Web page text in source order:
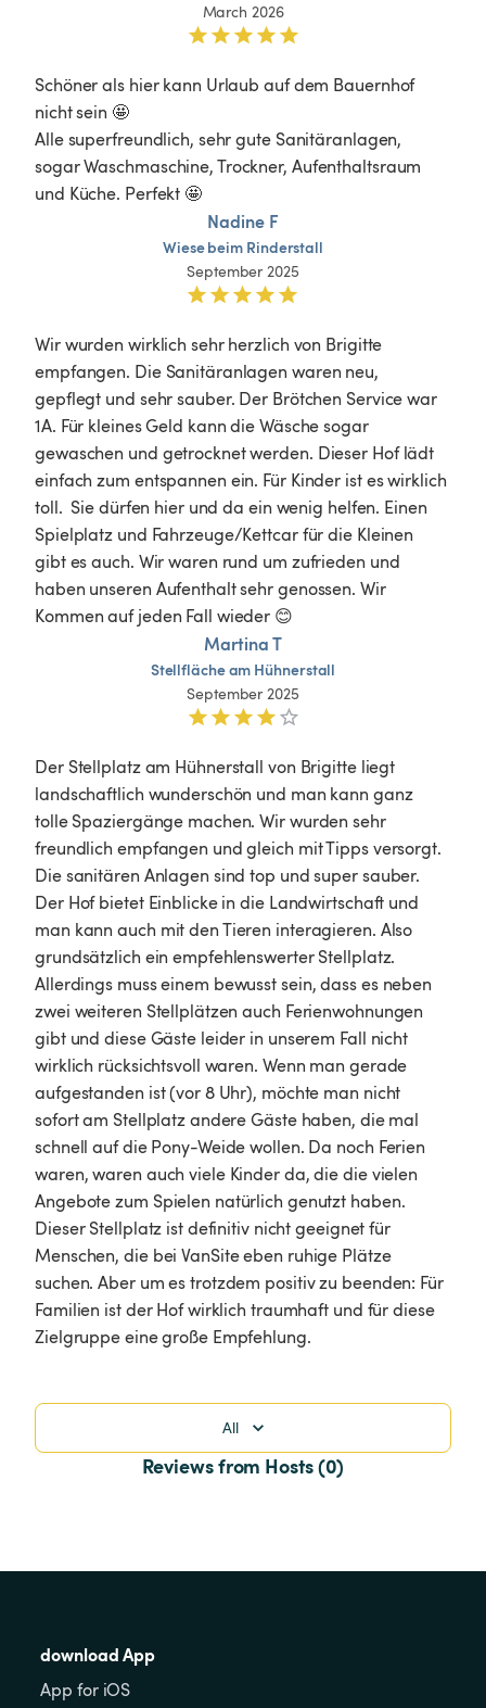
March 2026
Schöner als hier kann Urlaub auf dem Bauernhof
nicht sein 🤩
Alle superfreundlich, sehr gute Sanitäranlagen,
sogar Waschmaschine, Trockner, Aufenthaltsraum
und Küche. Perfekt 🤩
Nadine F
Wiesebeim Rinderstall
September 2025
Wir wurden wirklich sehr herzlich von Brigitte
empfangen. Die Sanitäranlagen waren neu,
gepflegt und sehr sauber. Der Brötchen Service war
1A. Für kleines Geld kann die Wäsche sogar
gewaschen und getrocknet werden. Dieser Hof lädt
einfach zum entspannen ein. Für Kinder ist es wirklich
toll.  Sie dürfen hier und da ein wenig helfen. Einen
Spielplatz und Fahrzeuge/Kettcar für die Kleinen
gibt es auch. Wir waren rund um zufrieden und
haben unseren Aufenthalt sehr genossen. Wir
Kommen auf jeden Fall wieder 😊
Martina T
Stellflächeam Hühnerstall
September 2025
Der Stellplatz am Hühnerstall von Brigitte liegt
landschaftlich wunderschön und man kann ganz
tolle Spaziergänge machen. Wir wurden sehr
freundlich empfangen und gleich mit Tipps versorgt.
Die sanitären Anlagen sind top und super sauber.
Der Hof bietet Einblicke in die Landwirtschaft und
man kann auch mit den Tieren interagieren. Also
grundsätzlich ein empfehlenswerter Stellplatz.
Allerdings muss einem bewusst sein, dass es neben
zwei weiteren Stellplätzen auch Ferienwohnungen
gibt und diese Gäste leider in unserem Fall nicht
wirklich rücksichtsvoll waren. Wenn man gerade
aufgestanden ist (vor 8 Uhr), möchte man nicht
sofort am Stellplatz andere Gäste haben, die mal
schnell auf die Pony-Weide wollen. Da noch Ferien
waren, waren auch viele Kinder da, die die vielen
Angebote zum Spielen natürlich genutzt haben.
Dieser Stellplatz ist definitiv nicht geeignet für
Menschen, die bei VanSite eben ruhige Plätze
suchen. Aber um es trotzdem positiv zu beenden: Für
Familien ist der Hof wirklich traumhaft und für diese
Zielgruppe eine große Empfehlung.
All
Reviews from Hosts (0)
download App
App for iOS